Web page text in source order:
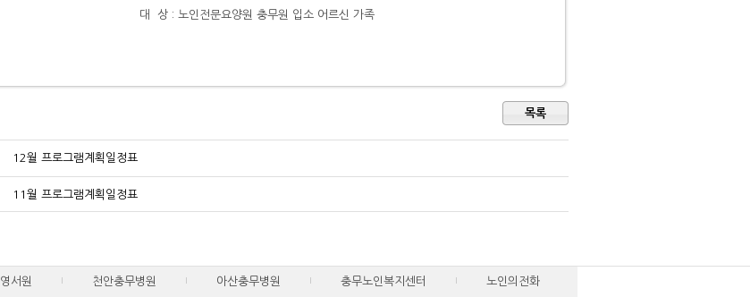
대 상 : 노인전문요양원 충무원 입소 어르신 가족
목록
12월 프로그램계획일정표
11월 프로그램계획일정표
영서원 천안충무병원 아산충무병원 충무노인복지센터 노인의전화